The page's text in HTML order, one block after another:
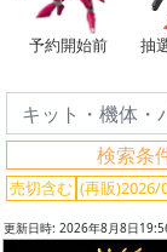
予約開始前
抽
検索条
売切含む (再販)2026/
更新日時: 2026年8月8日